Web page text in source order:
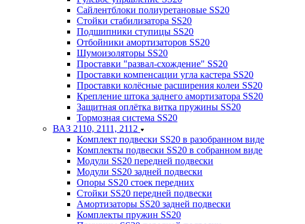
Сайлентблоки полиуретановые SS20
Стойки стабилизатора SS20
Подшипники ступицы SS20
Отбойники амортизаторов SS20
Шумоизоляторы SS20
Проставки "развал-схождение" SS20
Проставки компенсации угла кастера SS20
Проставки колёсные расширения колеи SS20
Крепление штока заднего амортизатора SS20
Защитная оплётка витка пружины SS20
Тормозная система SS20
ВАЗ 2110, 2111, 2112
Комплект подвески SS20 в разобранном виде
Комплекты подвески SS20 в собранном виде
Модули SS20 передней подвески
Модули SS20 задней подвески
Опоры SS20 стоек передних
Стойки SS20 передней подвески
Амортизаторы SS20 задней подвески
Комплекты пружин SS20